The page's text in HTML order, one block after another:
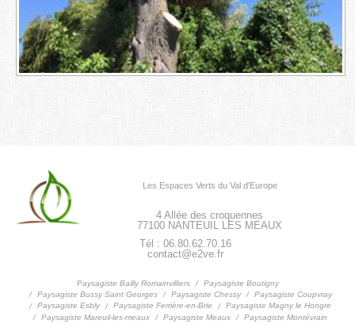
Les Espaces Verts du Val d'Europe
4 Allée des croquennes
77100 NANTEUIL LES MEAUX
Tél : 06.80.62.70.16
contact@e2ve.fr
Paysagiste Bailly Romainvilliers
Paysagiste Boutigny
Paysagiste Bussy Saint Georges
Paysagiste Chessy
Paysagiste Coupvray
Paysagiste Esbly
Paysagiste Ferrière-en-Brie
Paysagiste Magny le Hongre
Paysagiste Mareuil-les-meaux
Paysagiste Meaux
Paysagiste Montévrain